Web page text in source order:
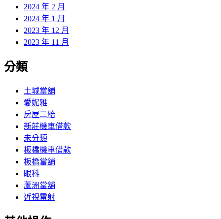
2024 年 2 月
2024 年 1 月
2023 年 12 月
2023 年 11 月
分類
土城當舖
愛妮雅
房屋二胎
新莊機車借款
未分類
板橋機車借款
板橋當舖
眼科
蘆洲當舖
近視雷射